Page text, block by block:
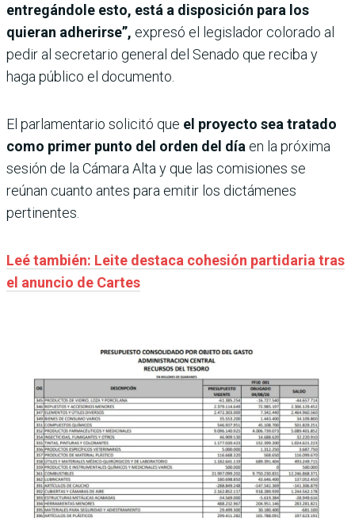
entregándole esto, está a disposición para los
quieran adherirse”, expresó el legislador colorado al
pedir al secretario general del Senado que reciba y
haga público el documento.
El parlamentario solicitó que el proyecto sea tratado
como primer punto del orden del día en la próxima
sesión de la Cámara Alta y que las comisiones se
reúnan cuanto antes para emitir los dictámenes
pertinentes.
Leé también: Leite destaca cohesión partidaria tras
el anuncio de Cartes